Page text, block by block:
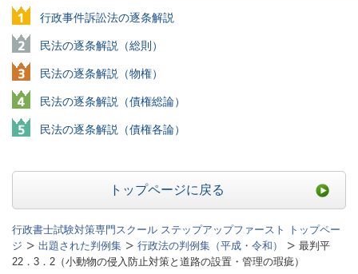
行政事件訴訟法の逐条解説
民法の逐条解説（総則）
民法の逐条解説（物権）
民法の逐条解説（債権総論）
民法の逐条解説（債権各論）
トップページに戻る
行政書士試験対策専門スクール ステップアップファースト トップペー
ジ
出題された判例集 行政法の判例集（平成・令和）
最判平
22．3．2（小動物の侵入防止対策と道路の設置・管理の瑕疵）